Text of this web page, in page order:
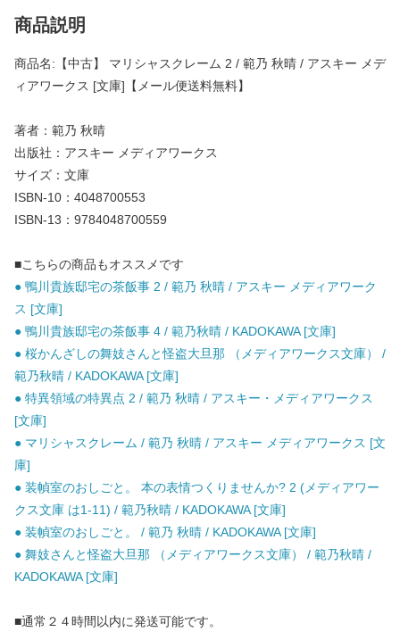
商品説明
商品名:【中古】 マリシャスクレーム 2 / 範乃 秋晴 / アスキー メデ
ィアワークス [文庫]【メール便送料無料】
著者：範乃 秋晴
出版社：アスキー メディアワークス
サイズ：文庫
ISBN-10：4048700553
ISBN-13：9784048700559
■こちらの商品もオススメです
● 鴨川貴族邸宅の茶飯事 2 / 範乃 秋晴 / アスキー メディアワーク
ス [文庫]
● 鴨川貴族邸宅の茶飯事 4 / 範乃秋晴 / KADOKAWA [文庫]
● 桜かんざしの舞妓さんと怪盗大旦那 （メディアワークス文庫） /
範乃秋晴 / KADOKAWA [文庫]
● 特異領域の特異点 2 / 範乃 秋晴 / アスキー・メディアワークス
[文庫]
● マリシャスクレーム / 範乃 秋晴 / アスキー メディアワークス [文
庫]
● 装幀室のおしごと。 本の表情つくりませんか? 2 (メディアワー
クス文庫 は1-11) / 範乃秋晴 / KADOKAWA [文庫]
● 装幀室のおしごと。 / 範乃 秋晴 / KADOKAWA [文庫]
● 舞妓さんと怪盗大旦那 （メディアワークス文庫） / 範乃秋晴 /
KADOKAWA [文庫]
■通常２４時間以内に発送可能です。